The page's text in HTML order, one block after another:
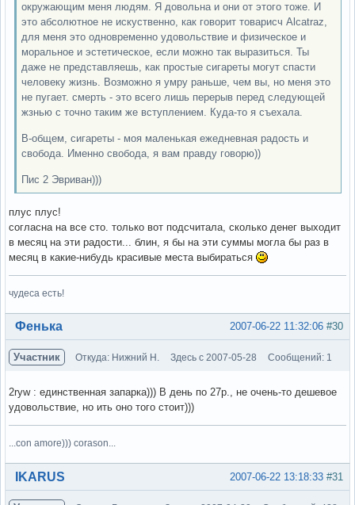
окружающим меня людям. Я довольна и они от этого тоже. И
это абсолютное не искуственно, как говорит товарисч Alcatraz,
для меня это одновременно удовольствие и физическое и
моральное и эстетическое, если можно так выразиться. Ты
даже не представляешь, как простые сигареты могут спасти
человеку жизнь. Возможно я умру раньше, чем вы, но меня это
не пугает. смерть - это всего лишь перерыв перед следующей
жзнью с точно таким же вступлением. Куда-то я съехала.
В-общем, сигареты - моя маленькая ежедневная радость и
свобода. Именно свобода, я вам правду говорю))
Пис 2 Эвриван)))
плус плус!
согласна на все сто. только вот подсчитала, сколько денег выходит
в месяц на эти радости... блин, я бы на эти суммы могла бы раз в
месяц в какие-нибудь красивые места выбираться
чудеса есть!
Вне форума #30
2007-06-22 11:32:06
Фенька
Участник Откуда: Нижний Н. Здесь с 2007-05-28 Сообщений: 1
2ryw : единственная запарка))) В день по 27р., не очень-то дешевое
удовольствие, но ить оно того стоит)))
...con amore))) corason...
Вне форума #31
2007-06-22 13:18:33
IKARUS